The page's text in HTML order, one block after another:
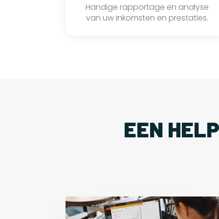
Handige rapportage en analyse
van uw inkomsten en prestaties.
EEN